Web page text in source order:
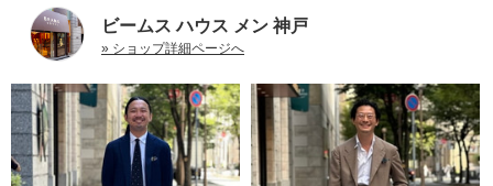
ビームス ハウス メン 神戸
» ショップ詳細ページへ